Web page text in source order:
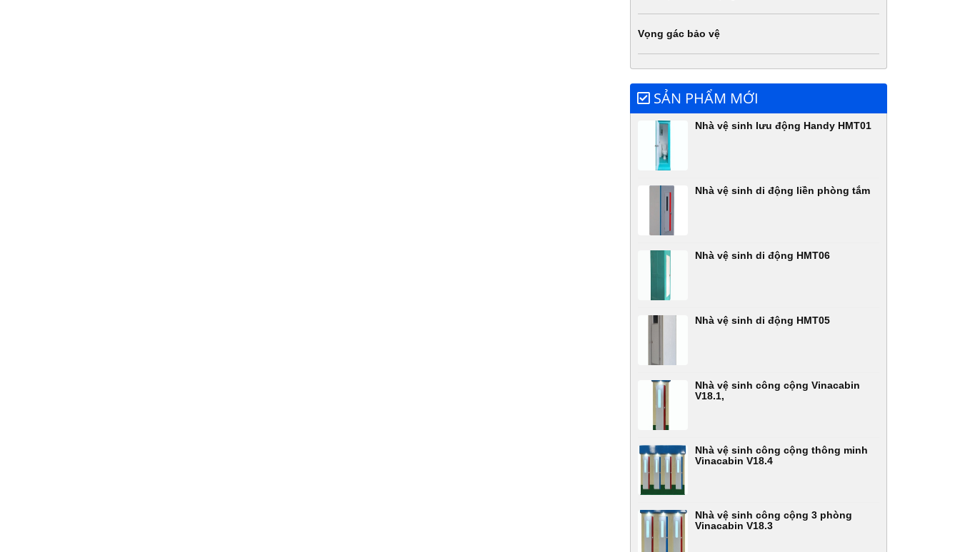
Vọng gác bảo vệ
SẢN PHẨM MỚI
Nhà vệ sinh lưu động Handy HMT01
Nhà vệ sinh di động liền phòng tắm
Nhà vệ sinh di động HMT06
Nhà vệ sinh di động HMT05
Nhà vệ sinh công cộng Vinacabin
V18.1,
Nhà vệ sinh công cộng thông minh
Vinacabin V18.4
Nhà vệ sinh công cộng 3 phòng
Vinacabin V18.3